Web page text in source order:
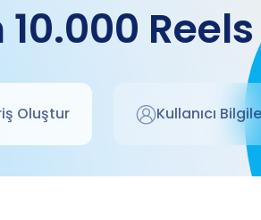
Oluştur Kullanıcı